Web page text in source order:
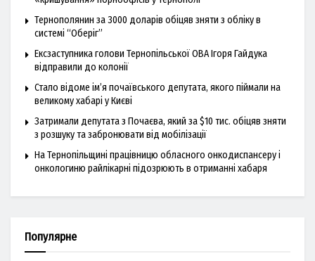
Тернополянин за 3000 доларів обіцяв зняти з обліку в
системі “Оберіг”
Ексзаступника голови Тернопільської ОВА Ігоря Гайдука
відправили до колонії
Стало відоме ім’я почаївського депутата, якого піймали на
великому хабарі у Києві
Затримали депутата з Почаєва, який за $10 тис. обіцяв зняти
з розшуку та забронювати від мобілізації
На Тернопільщині працівницю обласного онкодиспансеру і
онкологиню райлікарні підозрюють в отриманні хабаря
Популярне